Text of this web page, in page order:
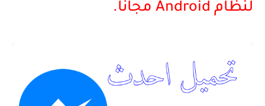
لنظام Android مجاناً.